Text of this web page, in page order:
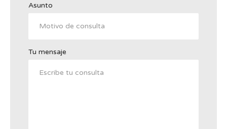
Asunto
Tu mensaje